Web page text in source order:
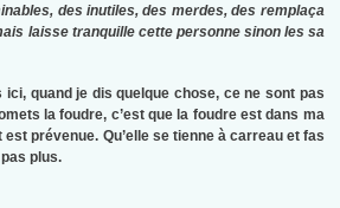
des inutiles, des merdes, des remplaça
laisse tranquille cette personne sinon les sa
ici, quand je dis quelque chose, ce ne sont pas
la foudre, c’est que la foudre est dans ma
est prévenue. Qu’elle se tienne à carreau et fas
plus.